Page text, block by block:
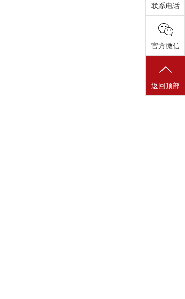
联系电话
官方微信
返回顶部